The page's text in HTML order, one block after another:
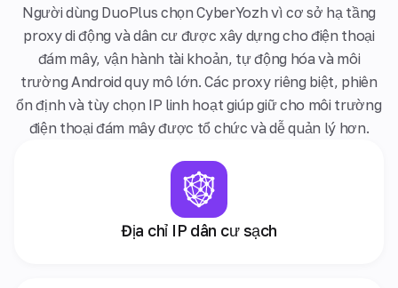
Người dùng DuoPlus chọn CyberYozh vì cơ sở hạ tầng
proxy di động và dân cư được xây dựng cho điện thoại
đám mây, vận hành tài khoản, tự động hóa và môi
trường Android quy mô lớn. Các proxy riêng biệt, phiên
ổn định và tùy chọn IP linh hoạt giúp giữ cho môi trường
điện thoại đám mây được tổ chức và dễ quản lý hơn.
Địa chỉ IP dân cư sạch